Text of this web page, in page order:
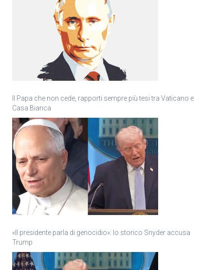
Il Papa che non cede, rapporti sempre più tesi tra Vaticano e
Casa Bianca
«Il presidente parla di genocidio»: lo storico Snyder accusa
Trump